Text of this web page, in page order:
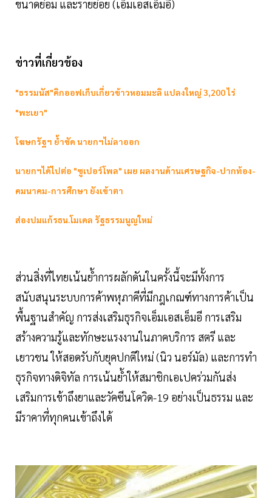
ขนาดย่อม และรายย่อย (เอ็มเอสเอ็มอี)
ข่าวที่เกี่ยวข้อง
"ธรรมนัส"คิกออฟเก็บเกี่ยวข้าวหอมมะลิ แปลงใหญ่ 3,200 ไร่
"พะเยา"
โฆษกรัฐฯ ย้ำชัด นายกฯไม่ลาออก
นายกฯได้ไปต่อ "ซูเปอร์โพล" เผย ผลงานด้านเศรษฐกิจ-ปากท้อง-
คมนาคม-การศึกษา ยังเข้าตา
ส่องปมแก้รธน.โมเดล รัฐธรรมนูญใหม่
ส่วนสิ่งที่ไทยเน้นย้ำการผลักดันในครั้งนี้จะมีทั้งการ
สนับสนุนระบบการค้าพหุภาคีที่มีกฎเกณฑ์ทางการค้าเป็น
พื้นฐานสำคัญ การส่งเสริมธุรกิจเอ็มเอสเอ็มอี การเสริม
สร้างความรู้และทักษะแรงงานในภาคบริการ สตรี และ
เยาวชน ให้สอดรับกับยุคปกติใหม่ (นิว นอร์มัล) และการทำ
ธุรกิจทางดิจิทัล การเน้นย้ำให้สมาชิกเอเปคร่วมกันส่ง
เสริมการเข้าถึงยาและวัคซีนโควิด-19 อย่างเป็นธรรม และ
มีราคาที่ทุกคนเข้าถึงได้